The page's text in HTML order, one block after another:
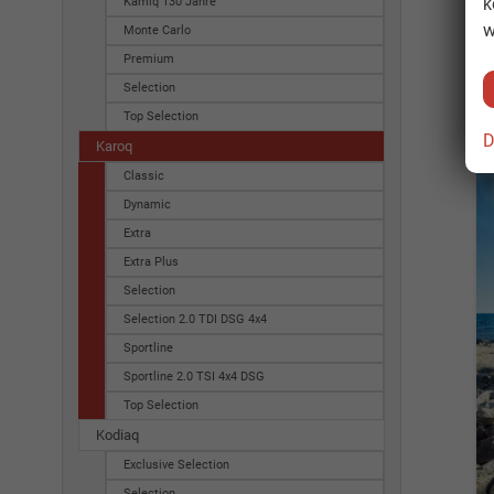
Monte Carlo
Premium
Selection
Top Selection
Karoq
Classic
Dynamic
Extra
Extra Plus
Selection
Selection 2.0 TDI DSG 4x4
Sportline
Sportline 2.0 TSI 4x4 DSG
Top Selection
Kodiaq
Exclusive Selection